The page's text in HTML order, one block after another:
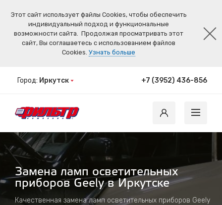
Этот сайт использует файлы Cookies, чтобы обеспечить
индивидуальный подход и функциональные
возможности сайта. Продолжая просматривать этот
сайт, Вы соглашаетесь с использованием файлов
Cookies. Узнать больше
Город: Иркутск +7 (3952) 436-856
Замена ламп осветительных
приборов Geely в Иркутске
Качественная замена ламп осветительных приборов Geely